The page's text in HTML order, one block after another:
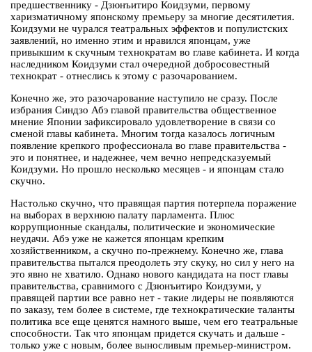
предшественнику - Дзюнъитиро Коидзуми, первому
харизматичному японскому премьеру за многие десятилетия.
Коидзуми не чурался театральных эффектов и популистских
заявлений, но именно этим и нравился японцам, уже
привыкшим к скучным технократам во главе кабинета. И когда
наследником Коидзуми стал очередной добросовестный
технократ - отнеслись к этому с разочарованием.
Конечно же, это разочарование наступило не сразу. После
избрания Синдзо Абэ главой правительства общественное
мнение Японии зафиксировало удовлетворение в связи со
сменой главы кабинета. Многим тогда казалось логичным
появление крепкого профессионала во главе правительства -
это и понятнее, и надежнее, чем вечно непредсказуемый
Коидзуми. Но прошло несколько месяцев - и японцам стало
скучно.
Настолько скучно, что правящая партия потерпела поражение
на выборах в верхнюю палату парламента. Плюс
коррупционные скандалы, политические и экономические
неудачи. Абэ уже не кажется японцам крепким
хозяйственником, а скучно по-прежнему. Конечно же, глава
правительства пытался преодолеть эту скуку, но сил у него на
это явно не хватило. Однако нового кандидата на пост главы
правительства, сравнимого с Дзюнъитиро Коидзуми, у
правящей партии все равно нет - такие лидеры не появляются
по заказу, тем более в системе, где технократические таланты
политика все еще ценятся намного выше, чем его театральные
способности. Так что японцам придется скучать и дальше -
только уже с новым, более выносливым премьер-министром.